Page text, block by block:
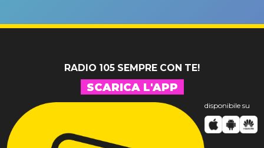
RADIO 105 SEMPRE CON TE!
SCARICA L'APP
disponibile su